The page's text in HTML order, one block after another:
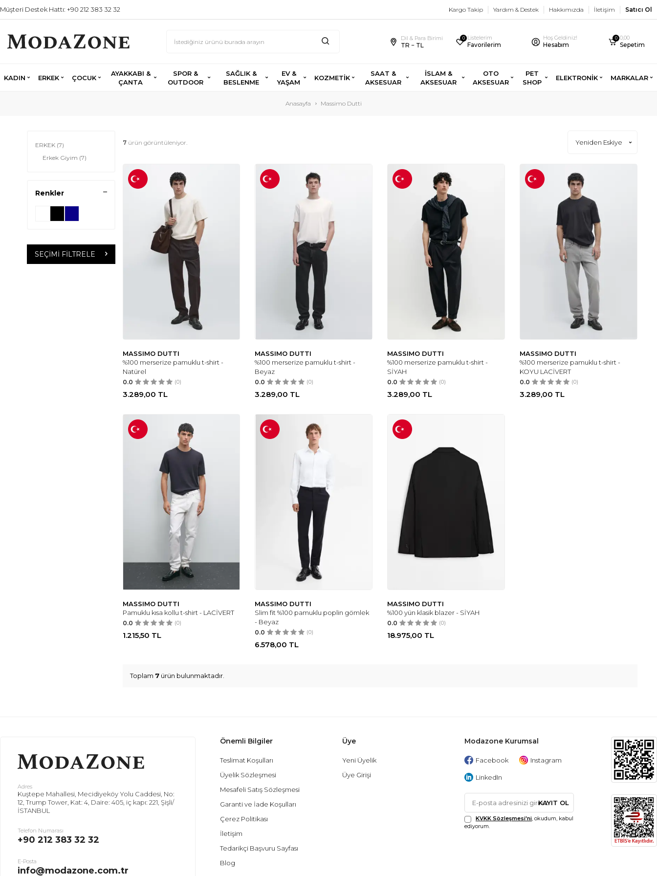
Müşteri Destek Hattı: +90 212 383 32 32 Kargo Takip Yardım & Destek Hakkımızda İletişim Satıcı Ol
Dil & Para Birimi
TR − TL
0 Listelerim
Favorilerim
Hoş Geldiniz!
Hesabım
0 0,00
Sepetim
KADIN ERKEK ÇOCUK
AYAKKABI &
ÇANTA
SPOR &
OUTDOOR
SAĞLIK &
BESLENME
EV &
YAŞAM
KOZMETİK
SAAT &
AKSESUAR
İSLAM &
AKSESUAR
OTO
AKSESUAR
PET
SHOP
ELEKTRONİK MARKALAR
Anasayfa Massimo Dutti
ERKEK (7)
Erkek Giyim (7)
Renkler
SEÇIMI FILTRELE
7ürün görüntüleniyor.
MASSIMO DUTTI
%100 merserize pamuklu t-shirt -
Natürel
0.0 (0)
3.289,00 TL
MASSIMO DUTTI
%100 merserize pamuklu t-shirt -
Beyaz
0.0 (0)
3.289,00 TL
MASSIMO DUTTI
%100 merserize pamuklu t-shirt -
SİYAH
0.0 (0)
3.289,00 TL
MASSIMO DUTTI
%100 merserize pamuklu t-shirt -
KOYU LACİVERT
0.0 (0)
3.289,00 TL
MASSIMO DUTTI
Pamuklu kısa kollu t-shirt - LACİVERT
0.0 (0)
1.215,50 TL
MASSIMO DUTTI
Slim fit %100 pamuklu poplin gömlek
- Beyaz
0.0 (0)
6.578,00 TL
MASSIMO DUTTI
%100 yün klasik blazer - SİYAH
0.0 (0)
18.975,00 TL
Toplam 7ürün bulunmaktadır.
Adres
Kuştepe Mahallesi, Mecidiyeköy Yolu Caddesi, No:
12, Trump Tower, Kat: 4, Daire: 405, iç kapı: 221, Şişli/
İSTANBUL
Telefon Numarası
+90 212 383 32 32
E-Posta
info@modazone.com.tr
Önemli Bilgiler
Teslimat Koşulları
Üyelik Sözleşmesi
Mesafeli Satış Sözleşmesi
Garanti ve İade Koşulları
Çerez Politikası
İletişim
Tedarikçi Başvuru Sayfası
Blog
Üye
Yeni Üyelik
Üye Girişi
Modazone Kurumsal
Facebook Instagram
LinkedIn
KAYIT OL
KVKK Sözleşmesi'ni, okudum, kabul
ediyorum.